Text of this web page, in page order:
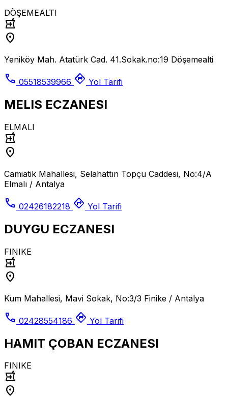
DÖŞEMEALTI
local_pharmacy
location_on
Yeniköy Mah. Atatürk Cad. 41.Sokak.no:19 Döşemealti
call 05518539966 directions Yol Tarifi
MELIS ECZANESI
ELMALI
local_pharmacy
location_on
Camiatik Mahallesi, Selahattın Topçu Caddesi, No:4/A
Elmalı / Antalya
call 02426182218 directions Yol Tarifi
DUYGU ECZANESI
FINIKE
local_pharmacy
location_on
Kum Mahallesi, Mavi Sokak, No:3/3 Finike / Antalya
call 02428554186 directions Yol Tarifi
HAMIT ÇOBAN ECZANESI
FINIKE
local_pharmacy
location_on